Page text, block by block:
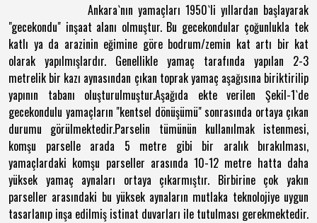
Ankara`nın yamaçları 1950`li yıllardan başlayarak
"gecekondu" inşaat alanı olmuştur. Bu gecekondular çoğunlukla tek
katlı ya da arazinin eğimine göre bodrum/zemin kat artı bir kat
olarak yapılmışlardır. Genellikle yamaç tarafında yapılan 2-3
metrelik bir kazı aynasından çıkan toprak yamaç aşağısına biriktirilip
yapının tabanı oluşturulmuştur.Aşağıda ekte verilen Şekil-1`de
gecekondulu yamaçların "kentsel dönüşümü" sonrasında ortaya çıkan
durumu görülmektedir.Parselin tümünün kullanılmak istenmesi,
komşu parselle arada 5 metre gibi bir aralık bırakılması,
yamaçlardaki komşu parseller arasında 10-12 metre hatta daha
yüksek yamaç aynaları ortaya çıkarmıştır. Birbirine çok yakın
parseller arasındaki bu yüksek aynaların mutlaka teknolojiye uygun
tasarlanıp inşa edilmiş istinat duvarları ile tutulması gerekmektedir.